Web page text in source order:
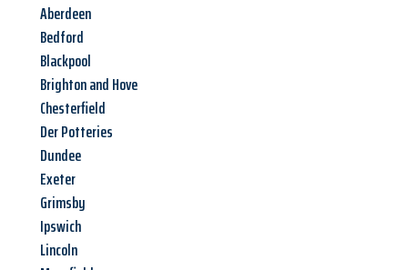
Aberdeen
Bedford
Blackpool
Brighton and Hove
Chesterfield
Der Potteries
Dundee
Exeter
Grimsby
Ipswich
Lincoln